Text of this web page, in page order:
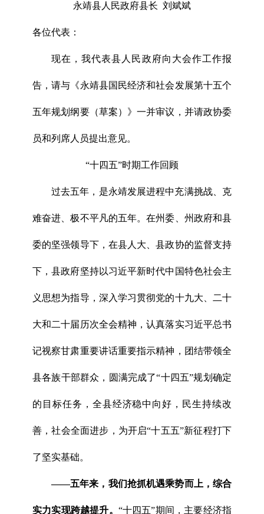
永靖县人民政府县长 刘斌斌
各位代表：
现在，我代表县人民政府向大会作工作报
告，请与《永靖县国民经济和社会发展第十五个
五年规划纲要（草案）》一并审议，并请政协委
员和列席人员提出意见。
“十四五”时期工作回顾
过去五年，是永靖发展进程中充满挑战、克
难奋进、极不平凡的五年。在州委、州政府和县
委的坚强领导下，在县人大、县政协的监督支持
下，县政府坚持以习近平新时代中国特色社会主
义思想为指导，深入学习贯彻党的十九大、二十
大和二十届历次全会精神，认真落实习近平总书
记视察甘肃重要讲话重要指示精神，团结带领全
县各族干部群众，圆满完成了“十四五”规划确定
的目标任务，全县经济稳中向好，民生持续改
善，社会全面进步，为开启“十五五”新征程打下
了坚实基础。
——五年来，我们抢抓机遇乘势而上，综合
实力实现跨越提升。 “十四五”期间，主要经济指